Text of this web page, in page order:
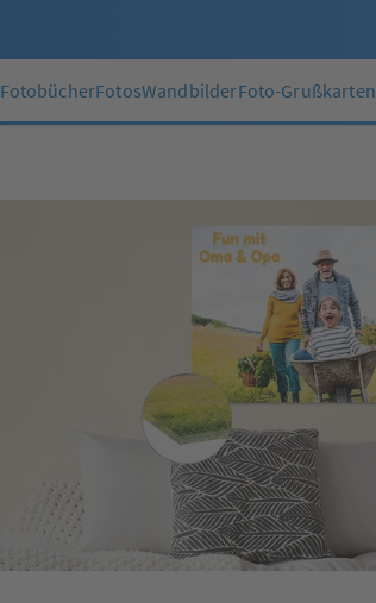
FotobücherFotosWandbilderFoto-Grußkarten